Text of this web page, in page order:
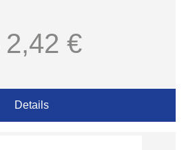
2,42 €
Details